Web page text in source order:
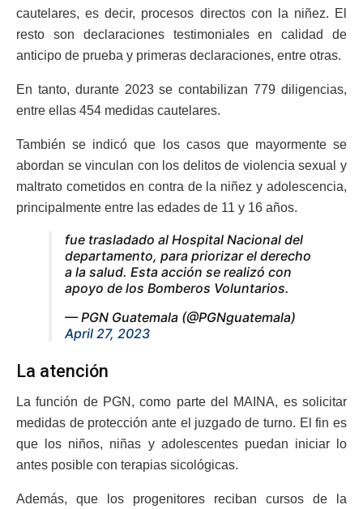
cautelares, es decir, procesos directos con la niñez. El
resto son declaraciones testimoniales en calidad de
anticipo de prueba y primeras declaraciones, entre otras.
En tanto, durante 2023 se contabilizan 779 diligencias,
entre ellas 454 medidas cautelares.
También se indicó que los casos que mayormente se
abordan se vinculan con los delitos de violencia sexual y
maltrato cometidos en contra de la niñez y adolescencia,
principalmente entre las edades de 11 y 16 años.
fue trasladado al Hospital Nacional del
departamento, para priorizar el derecho
a la salud. Esta acción se realizó con
apoyo de los Bomberos Voluntarios.
— PGN Guatemala (@PGNguatemala)
April 27, 2023
La atención
La función de PGN, como parte del MAINA, es solicitar
medidas de protección ante el juzgado de turno. El fin es
que los niños, niñas y adolescentes puedan iniciar lo
antes posible con terapias sicológicas.
Además, que los progenitores reciban cursos de la